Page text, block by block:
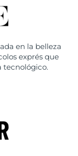
en la belleza
exprés que
tecnológico.